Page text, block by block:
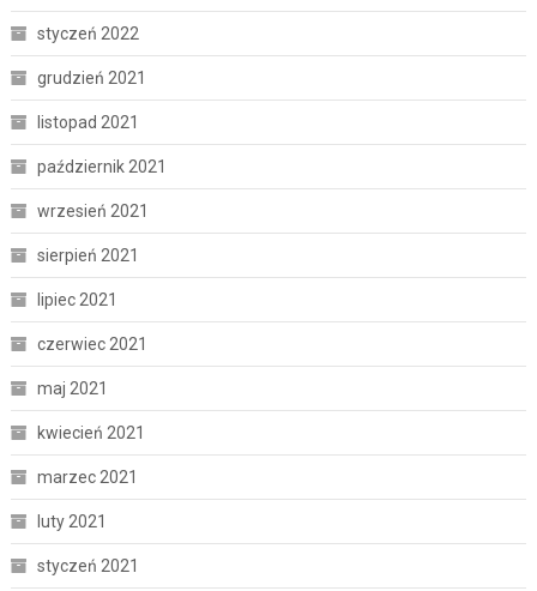
styczeń 2022
grudzień 2021
listopad 2021
październik 2021
wrzesień 2021
sierpień 2021
lipiec 2021
czerwiec 2021
maj 2021
kwiecień 2021
marzec 2021
luty 2021
styczeń 2021